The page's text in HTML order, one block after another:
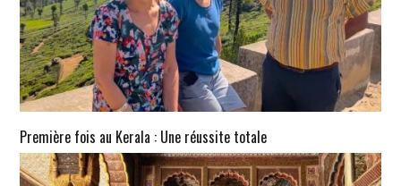
Première fois au Kerala : Une réussite totale